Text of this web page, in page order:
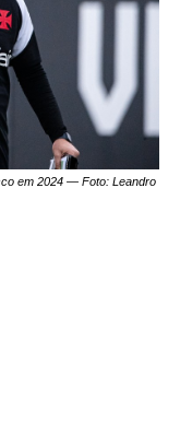
em 2024 — Foto: Leandro